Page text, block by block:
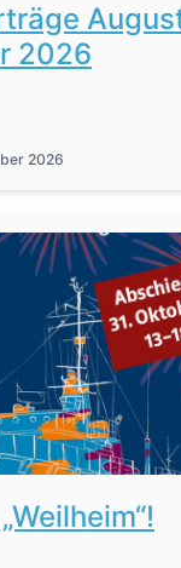
2026
2026